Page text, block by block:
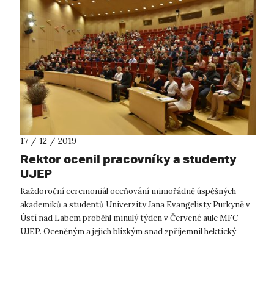
17 / 12 / 2019
Rektor ocenil pracovníky a studenty
UJEP
Každoroční ceremoniál oceňování mimořádně úspěšných
akademiků a studentů Univerzity Jana Evangelisty Purkyně v
Ústí nad Labem proběhl minulý týden v Červené aule MFC
UJEP. Oceněným a jejich blízkým snad zpříjemnil hektický